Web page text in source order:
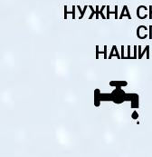
НУЖНА
НАШИ